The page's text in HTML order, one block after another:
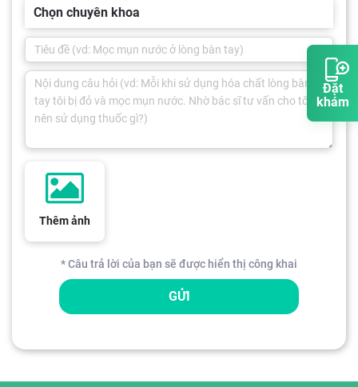
Đặt
khám
Chọn chuyên khoa
Thêm ảnh
* Câu trả lời của bạn sẽ được hiển thị công khai
GỬI